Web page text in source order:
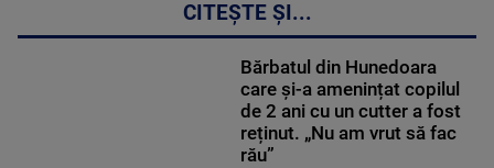
CITEȘTE ȘI...
Bărbatul din Hunedoara
care și-a amenințat copilul
de 2 ani cu un cutter a fost
reținut. „Nu am vrut să fac
rău”